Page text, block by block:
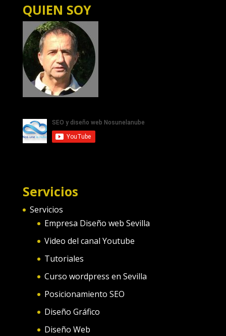
QUIEN SOY
Servicios
Servicios
Empresa Diseño web Sevilla
Video del canal Youtube
Tutoriales
Curso wordpress en Sevilla
Posicionamiento SEO
Diseño Gráfico
Diseño Web